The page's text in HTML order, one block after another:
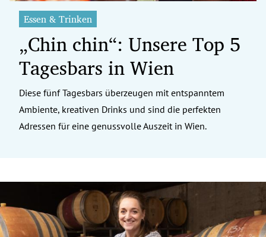
Untermenü
Untermenü
Untermenü
Untermenü
Untermenü
Essen & Trinken
„Chin chin“: Unsere Top 5
Tagesbars in Wien
Diese fünf Tagesbars überzeugen mit entspanntem
Ambiente, kreativen Drinks und sind die perfekten
Adressen für eine genussvolle Auszeit in Wien.